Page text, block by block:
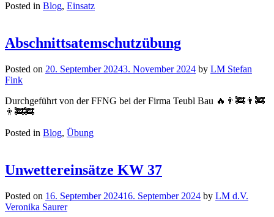
Posted in Blog, Einsatz
Abschnittsatemschutzübung
Posted on 20. September 20243. November 2024 by LM Stefan
Fink
Durchgeführt von der FFNG bei der Firma Teubl Bau 🔥👨‍🚒👨‍🚒
👨‍🚒🚒
Posted in Blog, Übung
Unwettereinsätze KW 37
Posted on 16. September 202416. September 2024 by LM d.V.
Veronika Saurer